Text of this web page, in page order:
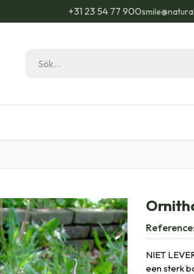
+31 23 54 77 900
Reference:
NIET
een sterk